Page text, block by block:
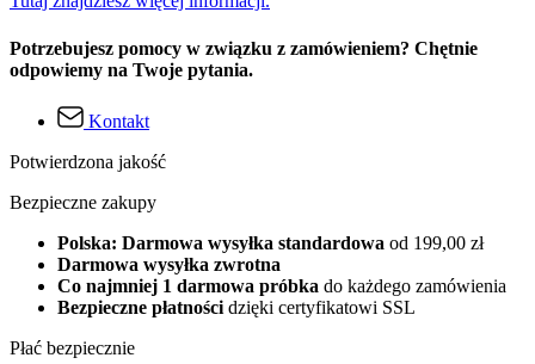
Potrzebujesz pomocy w związku z zamówieniem? Chętnie
odpowiemy na Twoje pytania.
Kontakt
Potwierdzona jakość
Bezpieczne zakupy
Polska: Darmowa wysyłka standardowa od 199,00 zł
Darmowa wysyłka zwrotna
Co najmniej 1 darmowa próbka do każdego zamówienia
Bezpieczne płatności dzięki certyfikatowi SSL
Płać bezpiecznie